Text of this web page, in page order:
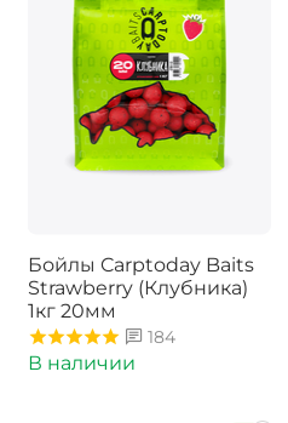
Бойлы Carptoday Baits
Strawberry (Клубника)
1кг 20мм
184
В наличии